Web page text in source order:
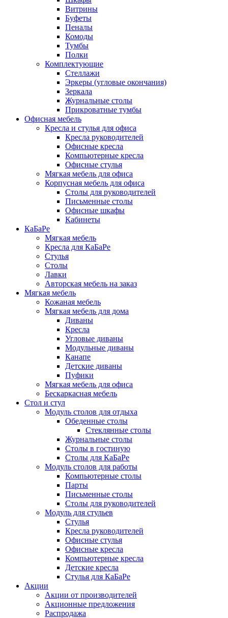
Витрины
Буфеты
Пеналы
Комоды
Тумбы
Полки
Комплектующие
Стеллажи
Эркеры (угловые окончания)
Зеркала
Журнальные столы
Прикроватные тумбы
Офисная мебель
Кресла и стулья для офиса
Кресла руководителей
Офисные кресла
Компьютерные кресла
Офисные стулья
Мягкая мебель для офиса
Корпусная мебель для офиса
Столы для руководителей
Письменные столы
Офисные шкафы
Кабинеты
КаБаРе
Мягкая мебель
Кресла для КаБаРе
Стулья
Столы
Лавки
Авторская мебель на заказ
Мягкая мебель
Кожаная мебель
Мягкая мебель для дома
Диваны
Кресла
Угловые диваны
Модульные диваны
Канапе
Детские диваны
Пуфики
Мягкая мебель для офиса
Бескаркасная мебель
Стол и стул
Модуль столов для отдыха
Обеденные столы
Стеклянные столы
Журнальные столы
Столы в гостиную
Столы для КаБаРе
Модуль столов для работы
Компьютерные столы
Парты
Письменные столы
Столы для руководителей
Модуль для стульев
Стулья
Кресла руководителей
Офисные стулья
Офисные кресла
Компьютерные кресла
Детские кресла
Стулья для КаБаРе
Акции
Акции от производителей
Акционные предложения
Распродажа